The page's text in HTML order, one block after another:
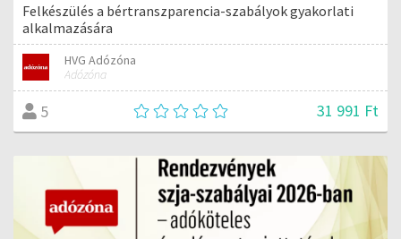
Felkészülés a bértranszparencia-szabályok gyakorlati
alkalmazására
HVG Adózóna
Adózóna
5 31 991 Ft